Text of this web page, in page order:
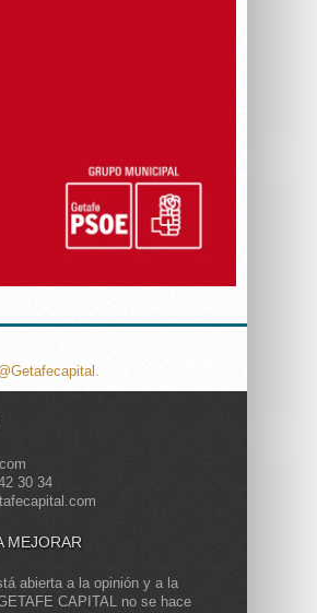
30 34
MEJORAR
abierta a la opinión y a la
CAPITAL no se hace